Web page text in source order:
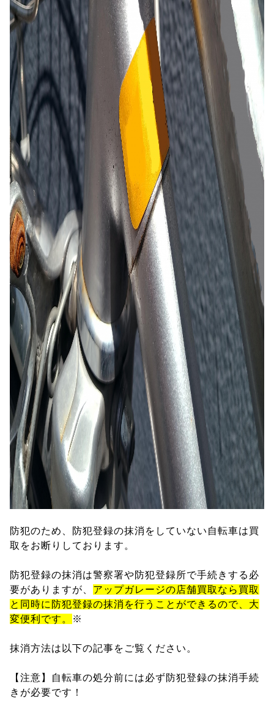
防犯のため、防犯登録の抹消をしていない自転車は買
取をお断りしております。
防犯登録の抹消は警察署や防犯登録所で手続きする必
要がありますが、 アップガレージの店舗買取なら買取
と同時に防犯登録の抹消を行うことができるので、大
変便利です。
※
抹消方法は以下の記事をご覧ください。
【注意】自転車の処分前には必ず防犯登録の抹消手続
きが必要です！